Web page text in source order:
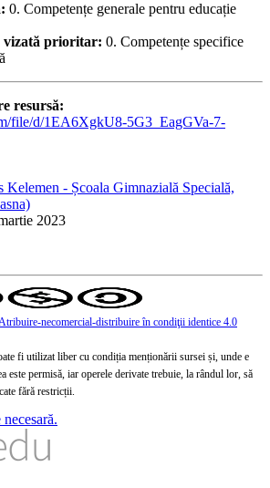
0. Competențe generale pentru educație
vizată prioritar: 0. Competențe specifice
resursă:
file/d/1EA6XgkU8-5G3_EagGVa-7-
Kelemen - Școala Gimnazială Specială,
2023
necomercial-distribuire în condiţii identice 4.0
fi utilizat liber cu condiția menționării sursei și, unde e
permisă, iar operele derivate trebuie, la rândul lor, să
fără restricții.